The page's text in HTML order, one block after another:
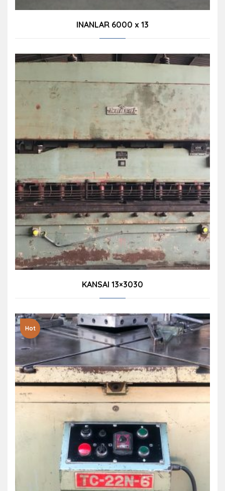
INANLAR 6000 x 13
KANSAI 13×3030
Hot